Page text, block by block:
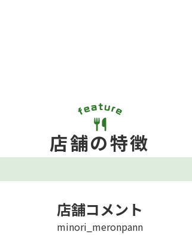
店舗の特徴
店舗コメント
minori_meronpann